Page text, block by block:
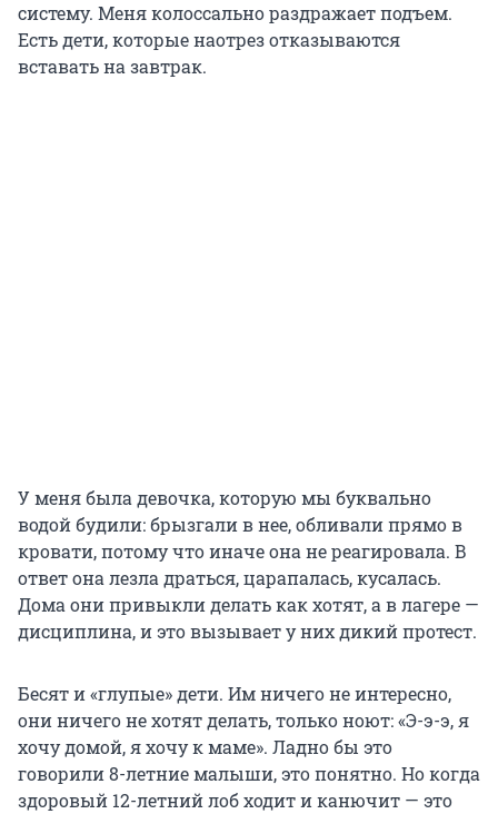
систему. Меня колоссально раздражает подъем.
Есть дети, которые наотрез отказываются
вставать на завтрак.
У меня была девочка, которую мы буквально
водой будили: брызгали в нее, обливали прямо в
кровати, потому что иначе она не реагировала. В
ответ она лезла драться, царапалась, кусалась.
Дома они привыкли делать как хотят, а в лагере —
дисциплина, и это вызывает у них дикий протест.
Бесят и «глупые» дети. Им ничего не интересно,
они ничего не хотят делать, только ноют: «Э-э-э, я
хочу домой, я хочу к маме». Ладно бы это
говорили 8-летние малыши, это понятно. Но когда
здоровый 12-летний лоб ходит и канючит — это